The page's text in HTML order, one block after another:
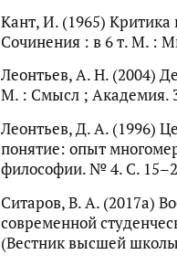
Кант, И. (1965) Критика
Сочинения : в 6 т. М. :
Леонтьев, А. Н. (2004)
М. : Смысл ; Академия.
Леонтьев, Д. А. (1996)
понятие: опыт
философии. № 4. С.
Ситаров, В. А. (2017a)
современной
(Вестник высшей